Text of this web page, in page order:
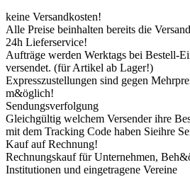
keine Versandkosten!
Alle Preise beinhalten bereits die
24h Lieferservice!
Aufträge werden Werktags bei Bestell-
versendet. (für Artikel ab Lager!)
Expresszustellungen sind gegen
m&öglich!
Sendungsverfolgung
Gleichgültig welchem Versender ihre
mit dem Tracking Code haben Sieihre
Kauf auf Rechnung!
Rechnungskauf für Unternehmen,
Institutionen und eingetragene Vereine